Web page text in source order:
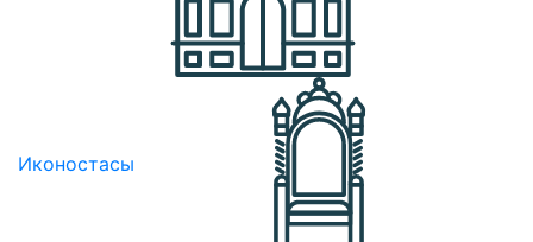
Иконостасы